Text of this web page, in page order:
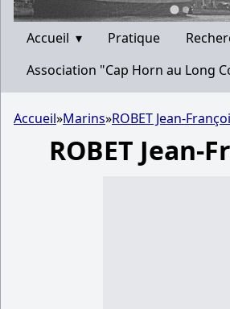
Accueil ▾ Pratique
Association "Cap Horn au Long
Accueil»Marins»ROBET Jean-
ROBET Jean-